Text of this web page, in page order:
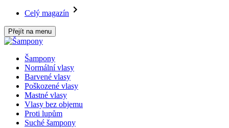
Celý magazín
Přejít na menu
Šampony
Normální vlasy
Barvené vlasy
Poškozené vlasy
Mastné vlasy
Vlasy bez objemu
Proti lupům
Suché šampony